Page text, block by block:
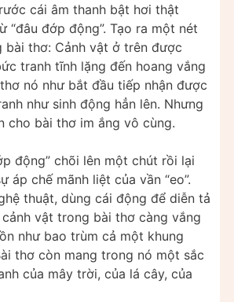
cái âm thanh bật hơi thật
“đâu đớp động”. Tạo ra một nét
bài thơ: Cảnh vật ở trên được
tranh tĩnh lặng đến hoang vắng
nó như bắt đầu tiếp nhận được
như sinh động hẳn lên. Nhưng
cho bài thơ im ắng vô cùng.
động” chõi lên một chút rồi lại
áp chế mãnh liệt của vần “eo”.
thuật, dùng cái động để diễn tả
vật trong bài thơ càng vắng
như bao trùm cả một khung
thơ còn mang trong nó một sắc
của mây trời, của lá cây, của